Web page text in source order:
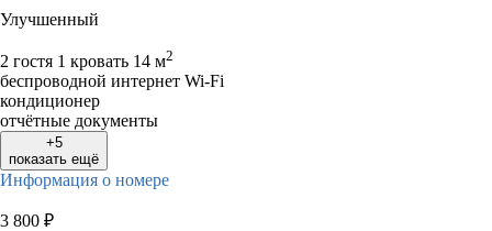
Улучшенный
2 гостя 1 кровать 14 м2
беспроводной интернет Wi-Fi
кондиционер
отчётные документы
+5
показать ещё
Информация о номере
3 800 ₽